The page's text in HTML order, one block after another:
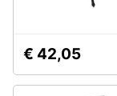
Giardinaggio
Salute
tutti
€ 42,05